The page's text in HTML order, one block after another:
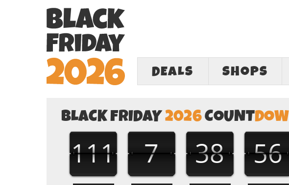
DEALS SHOPS
BLACK FRIDAY2026COUNT
111 7 38 56